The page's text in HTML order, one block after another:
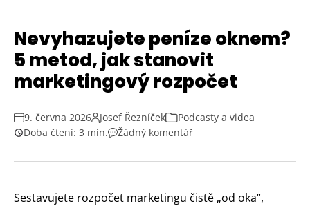
Nevyhazujete peníze oknem?
5 metod, jak stanovit
marketingový rozpočet
9. června 2026 Josef Řezníček
Podcasty a videa
Doba čtení: 3 min.
Žádný komentář
Sestavujete rozpočet marketingu čistě „od oka“,